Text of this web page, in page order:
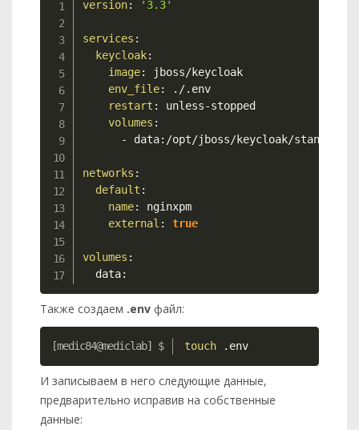
version: '3.3'
services :
keycloak:
image:
jboss/keycloak
env_file:
./.env
restart : unless-stopped
volumes :
-
data: /opt/jboss/keycloak/
networks :
default :
name:
nginxpm
external : true
volumes :
  data
:
Также создаем .env файл:
touch .env
И записываем в него следующие данные,
предварительно исправив на собственные
данные: